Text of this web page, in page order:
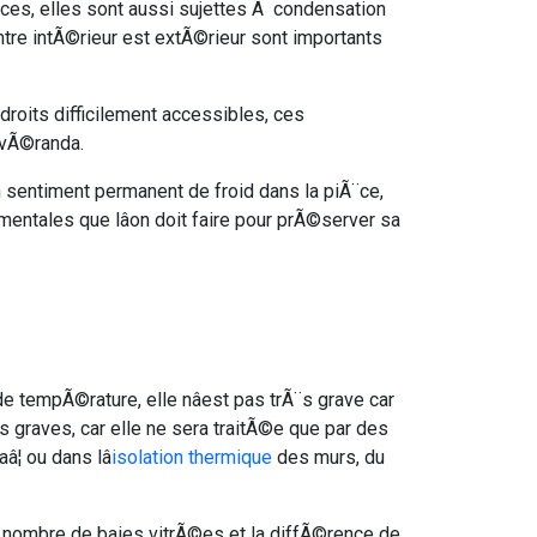
elles sont aussi sujettes Ã condensation
intÃ©rieur est extÃ©rieur sont importants
difficilement accessibles, ces
permanent de froid dans la piÃ¨ce,
que lâon doit faire pour prÃ©server sa
elle nâest pas trÃ¨s grave car
graves, car elle ne sera traitÃ©e que par des
ou dans lâisolation thermique des murs, du